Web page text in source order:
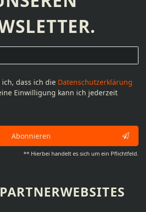
dass ich die Daten­schutz­erklärung
Einwilligung kann ich jederzeit
Abonnieren
** Hierbei handelt es sich um ein Pflichtfeld.